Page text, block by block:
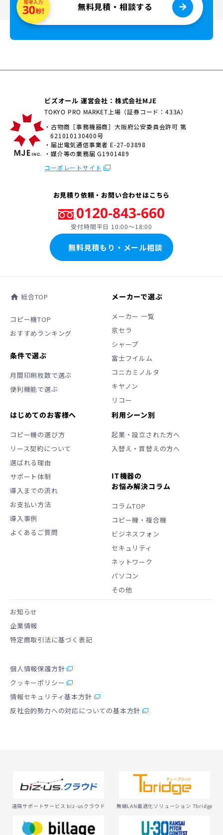
無料見積・相談する
ビズオール 運営会社：株式会社MJE
TOKYO PRO MARKET上場（証券コード：433A）
・古物商［事務機器商］大阪府公安委員会許可 第
621010130400号
・届出電気通信事業者 E-27-03898
・媒介等の業務届 G1901489
コーポレートサイト
お見積り依頼・お問い合わせはこちら
0120-843-660
受付時間平日 10:00〜18:00
無料見積もり・メール相談
home 総合TOP
コピー機TOP
おすすめランキング
条件で選ぶ
月間印刷枚数で選ぶ
便利機能で選ぶ
メーカーで選ぶ
メーカー 一覧
京セラ
シャープ
富士フイルム
コニカミノルタ
キヤノン
リコー
はじめてのお客様へ
コピー機の選び方
リース契約について
選ばれる理由
サポート体制
導入までの流れ
お支払い方法
導入事例
よくあるご質問
利用シーン別
起業・設立された方へ
入替え・買替えの方へ
IT機器の
お悩み解決コラム
コラムTOP
コピー機・複合機
ビジネスフォン
セキュリティ
ネットワーク
パソコン
その他
お知らせ
企業情報
特定商取引法に基づく表記
個人情報保護方針
クッキーポリシー
情報セキュリティ基本方針
反社会的勢力への対応についての基本方針
遠隔サポートサービス biz-usクラウド 無線LAN最適化ソリューション Tbridge